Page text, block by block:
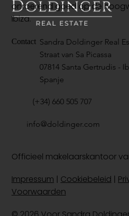
onroerend goed op de
Ibiza.
Officieel makelaarskantoor
Contact Sandra Doldinger Real
Straat van Sa Picassa
07814 Santa Gertrudis -
Spanje
Impressum | Cookiebeleid |
Voorwaarden
(+34) 660 505 707
info@doldinger.com